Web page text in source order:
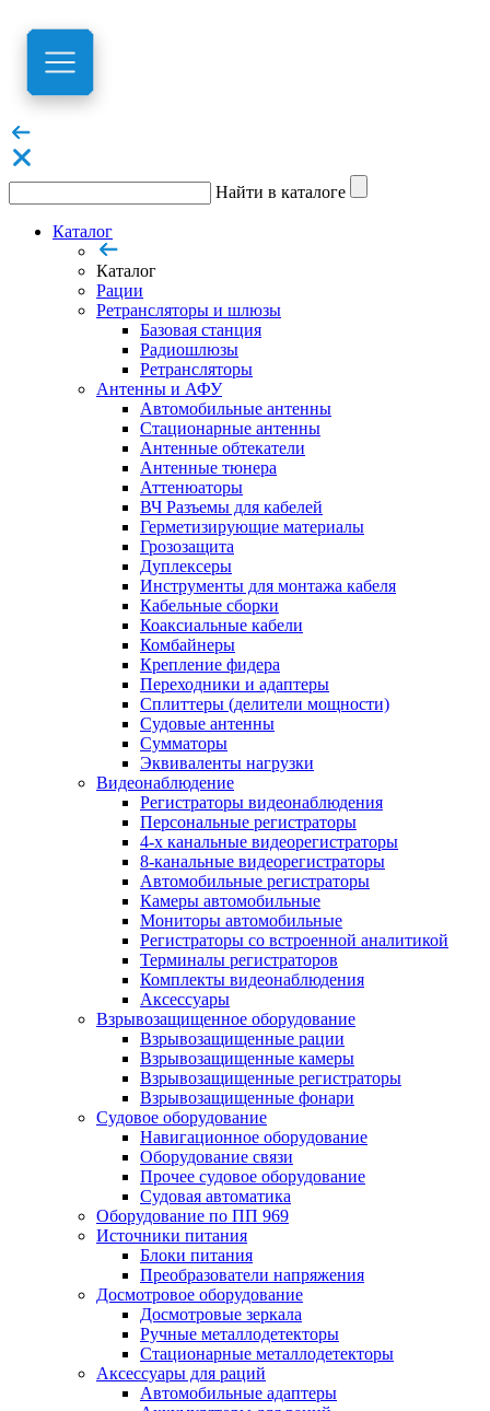
Найти в каталоге
Каталог
Каталог
Рации
Ретрансляторы и шлюзы
Базовая станция
Радиошлюзы
Ретрансляторы
Антенны и АФУ
Автомобильные антенны
Стационарные антенны
Антенные обтекатели
Антенные тюнера
Аттенюаторы
ВЧ Разъемы для кабелей
Герметизирующие материалы
Грозозащита
Дуплексеры
Инструменты для монтажа кабеля
Кабельные сборки
Коаксиальные кабели
Комбайнеры
Крепление фидера
Переходники и адаптеры
Сплиттеры (делители мощности)
Судовые антенны
Сумматоры
Эквиваленты нагрузки
Видеонаблюдение
Регистраторы видеонаблюдения
Персональные регистраторы
4-х канальные видеорегистраторы
8-канальные видеорегистраторы
Автомобильные регистраторы
Камеры автомобильные
Мониторы автомобильные
Регистраторы со встроенной аналитикой
Терминалы регистраторов
Комплекты видеонаблюдения
Аксессуары
Взрывозащищенное оборудование
Взрывозащищенные рации
Взрывозащищенные камеры
Взрывозащищенные регистраторы
Взрывозащищенные фонари
Судовое оборудование
Навигационное оборудование
Оборудование связи
Прочее судовое оборудование
Судовая автоматика
Оборудование по ПП 969
Источники питания
Блоки питания
Преобразователи напряжения
Досмотровое оборудование
Досмотровые зеркала
Ручные металлодетекторы
Стационарные металлодетекторы
Аксессуары для раций
Автомобильные адаптеры